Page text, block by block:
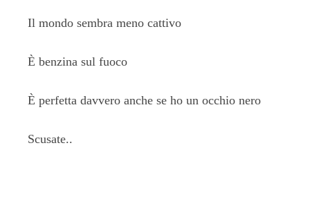
Il mondo sembra meno cattivo
È benzina sul fuoco
È perfetta davvero anche se ho un occhio nero
Scusate..